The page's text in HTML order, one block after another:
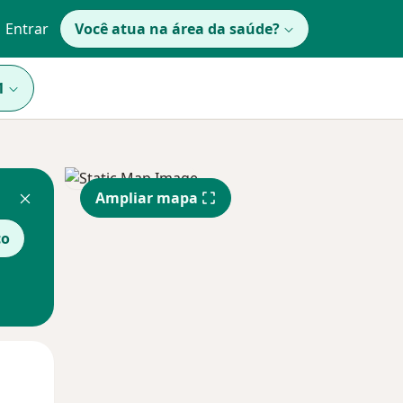
Entrar Você atua na área da saúde?
Ampliar mapa